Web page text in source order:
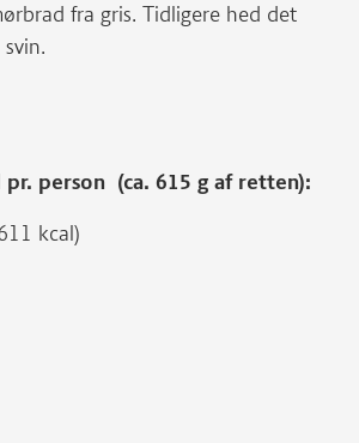
fra gris. Tidligere hed det
person (ca. 615 g af retten):
kcal)